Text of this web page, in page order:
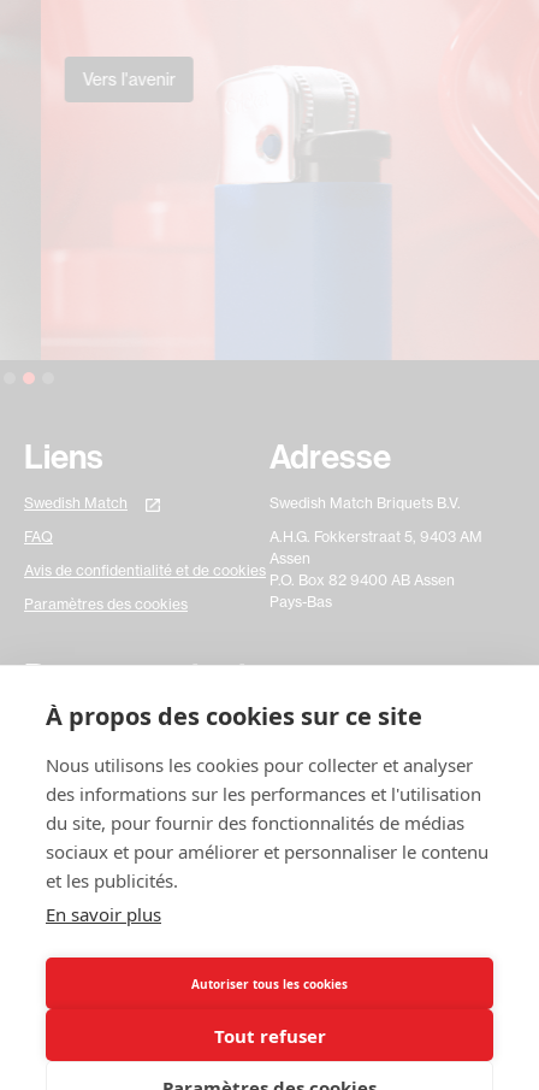
À propos des cookies sur ce site
Nous utilisons les cookies pour collecter et analyser
des informations sur les performances et l'utilisation
du site, pour fournir des fonctionnalités de médias
sociaux et pour améliorer et personnaliser le contenu
et les publicités.
En savoir plus
Autoriser tous les cookies
Tout refuser
Vers l'avenir
Slide 2 of 3.
Liens
Swedish Match
FAQ
Avis de confidentialité et de cookies
Paramètres des cookies
Adresse
Swedish Match Briquets B.V.
A.H.G. Fokkerstraat 5, 9403 AM
Assen
P.O. Box 82 9400 AB Assen
Pays-Bas
Prenez contact avec
nous
Veuillez remplir un simple formulaire de contact et
nous faire part de vos demandes. Cela nous aiderait
vraiment à réagir plus rapidement à toutes vos
questions. Merci !
Nous
contacter
2025 Swedish Match Cricket